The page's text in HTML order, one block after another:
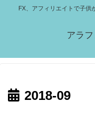
FX、アフィリエイトで子供
アラ
2018-09